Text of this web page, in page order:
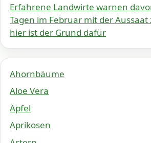
Erfahrene Landwirte warnen
Tagen im Februar mit der Aussaat
hier ist der Grund dafür
Ahornbäume
Aloe Vera
Äpfel
Aprikosen